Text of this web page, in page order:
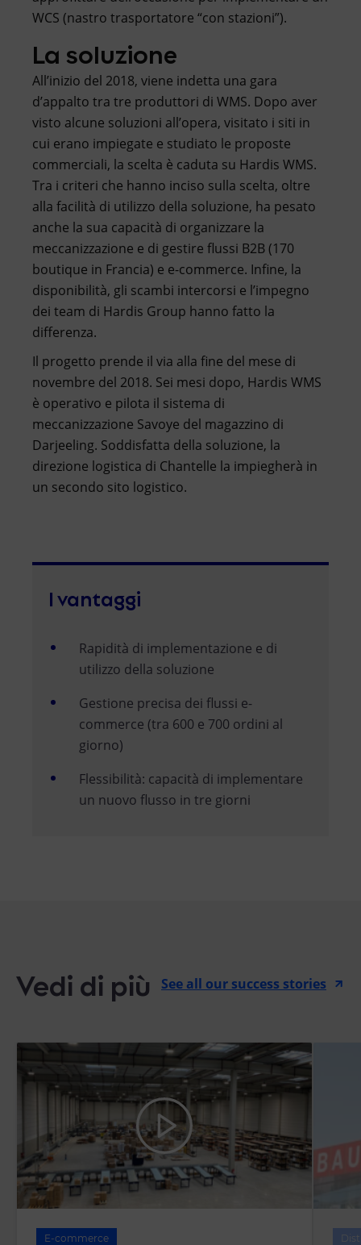
WCS (nastro trasportatore “con stazioni”).
La soluzione
All’inizio del 2018, viene indetta una gara
d’appalto tra tre produttori di WMS. Dopo aver
visto alcune soluzioni all’opera, visitato i siti in
cui erano impiegate e studiato le proposte
commerciali, la scelta è caduta su Hardis WMS.
Tra i criteri che hanno inciso sulla scelta, oltre
alla facilità di utilizzo della soluzione, ha pesato
anche la sua capacità di organizzare la
meccanizzazione e di gestire flussi B2B (170
boutique in Francia) e e-commerce. Infine, la
disponibilità, gli scambi intercorsi e l’impegno
dei team di Hardis Group hanno fatto la
differenza.
Il progetto prende il via alla fine del mese di
novembre del 2018. Sei mesi dopo, Hardis WMS
è operativo e pilota il sistema di
meccanizzazione Savoye del magazzino di
Darjeeling. Soddisfatta della soluzione, la
direzione logistica di Chantelle la impiegherà in
un secondo sito logistico.
I vantaggi
Rapidità di implementazione e di
utilizzo della soluzione
Gestione precisa dei flussi e-
commerce (tra 600 e 700 ordini al
giorno)
Flessibilità: capacità di implementare
un nuovo flusso in tre giorni
Vedi di più See all our success stories
E-commerce